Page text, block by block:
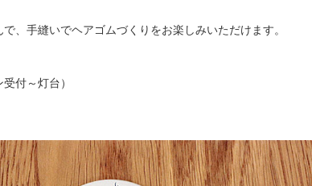
、手縫いでヘアゴムづくりをお楽しみいただけます。
付～灯台）